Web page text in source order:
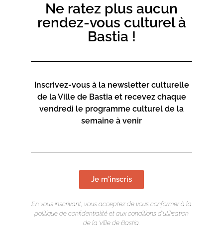
Ne ratez plus aucun
rendez-vous culturel à
Bastia !
Inscrivez-vous à la newsletter culturelle
de la Ville de Bastia et recevez chaque
vendredi le programme culturel de la
semaine à venir
Je m'inscris
En vous inscrivant, vous acceptez de vous conformer à la
politique de confidentialité et aux conditions d’utilisation
de la Ville de Bastia.